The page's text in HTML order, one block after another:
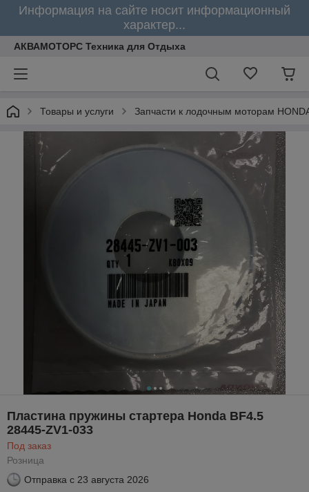
Информация на сайте носит информационный
характер...
АКВАМОТОРС Техника для Отдыха
Товары и услуги Запчасти к лодочным моторам
Пластина пружины стартера Honda BF4.5
28445-ZV1-033
Под заказ
Розница
Отправка с 23 августа 2026